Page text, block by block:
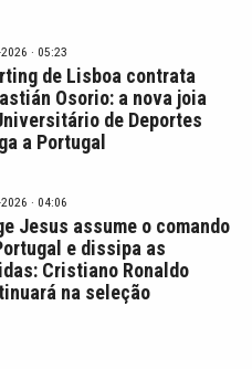
· 05:23
de Lisboa contrata
Osorio: a nova joia
de Deportes
a Portugal
· 04:06
Jesus assume o comando
e dissipa as
Cristiano Ronaldo
na seleção